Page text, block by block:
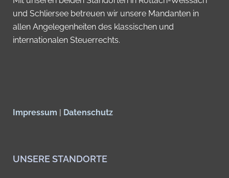
und Schliersee betreuen wir unsere Mandanten in
allen Angelegenheiten des klassischen und
internationalen Steuerrechts.
Impressum | Datenschutz
UNSERE STANDORTE